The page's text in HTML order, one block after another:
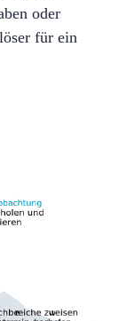
oder
für ein